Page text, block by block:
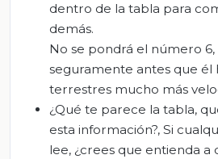
dentro de la tabla para
demás.
No se pondrá el número
seguramente antes que él
terrestres mucho más
¿Qué te parece la tabla,
esta información?, Si
lee, ¿crees que entienda a